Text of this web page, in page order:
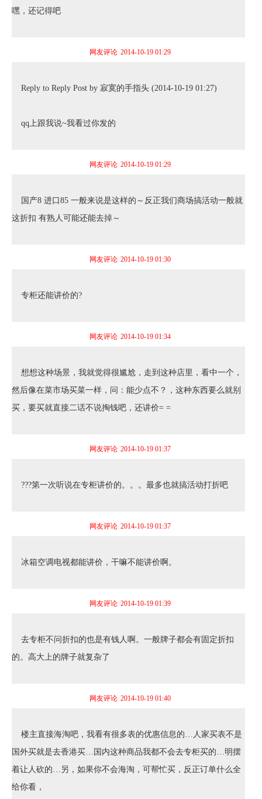
嘿，还记得吧
网友评论 2014-10-19 01:29
Reply to Reply Post by 寂寞的手指头 (2014-10-19 01:27)
qq上跟我说~我看过你发的
网友评论 2014-10-19 01:29
国产8 进口85 一般来说是这样的～反正我们商场搞活动一般就
这折扣 有熟人可能还能去掉～
网友评论 2014-10-19 01:30
专柜还能讲价的?
网友评论 2014-10-19 01:34
想想这种场景，我就觉得很尴尬，走到这种店里，看中一个，
然后像在菜市场买菜一样，问：能少点不？，这种东西要么就别
买，要买就直接二话不说掏钱吧，还讲价= =
网友评论 2014-10-19 01:37
???第一次听说在专柜讲价的。。。最多也就搞活动打折吧
网友评论 2014-10-19 01:37
冰箱空调电视都能讲价，干嘛不能讲价啊。
网友评论 2014-10-19 01:39
去专柜不问折扣的也是有钱人啊。一般牌子都会有固定折扣
的。高大上的牌子就复杂了
网友评论 2014-10-19 01:40
楼主直接海淘吧，我看有很多表的优惠信息的…人家买表不是
国外买就是去香港买…国内这种商品我都不会去专柜买的…明摆
着让人砍的…另，如果你不会海淘，可帮忙买，反正订单什么全
给你看，